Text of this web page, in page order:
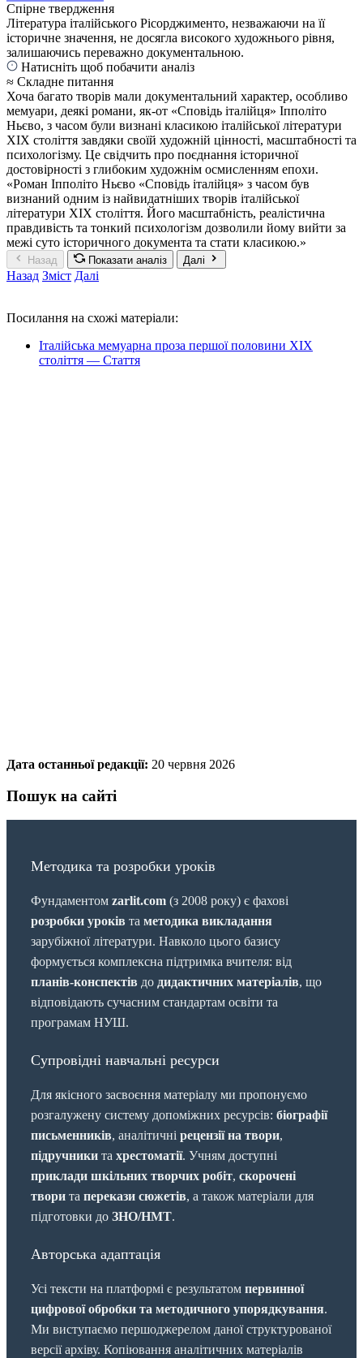
Спірне твердження
Література італійського Рісорджименто, незважаючи на її
історичне значення, не досягла високого художнього рівня,
залишаючись переважно документальною.
Натисніть щоб побачити аналіз
≈ Складне питання
Хоча багато творів мали документальний характер, особливо
мемуари, деякі романи, як-от «Сповідь італійця» Іпполіто
Ньєво, з часом були визнані класикою італійської літератури
XIX століття завдяки своїй художній цінності, масштабності та
психологізму. Це свідчить про поєднання історичної
достовірності з глибоким художнім осмисленням епохи.
«Роман Іпполіто Ньєво «Сповідь італійця» з часом був
визнаний одним із найвидатніших творів італійської
літератури XIX століття. Його масштабність, реалістична
правдивість та тонкий психологізм дозволили йому вийти за
межі суто історичного документа та стати класикою.»
Назад Показати аналіз Далі
Назад Зміст Далі
Посилання на схожі матеріали:
Італійська мемуарна проза першої половини ХІХ
століття — Стаття
Дата останньої редакції: 20 червня 2026
Пошук на сайті
Методика та розробки уроків
Фундаментом zarlit.com (з 2008 року) є фахові
розробки уроків та методика викладання
зарубіжної літератури. Навколо цього базису
формується комплексна підтримка вчителя: від
планів-конспектів до дидактичних матеріалів, що
відповідають сучасним стандартам освіти та
програмам НУШ.
Супровідні навчальні ресурси
Для якісного засвоєння матеріалу ми пропонуємо
розгалужену систему допоміжних ресурсів: біографії
письменників, аналітичні рецензії на твори,
підручники та хрестоматії. Учням доступні
приклади шкільних творчих робіт, скорочені
твори та перекази сюжетів, а також матеріали для
підготовки до ЗНО/НМТ.
Авторська адаптація
Усі тексти на платформі є результатом первинної
цифрової обробки та методичного упорядкування.
Ми виступаємо першоджерелом даної структурованої
версії архіву. Копіювання аналітичних матеріалів